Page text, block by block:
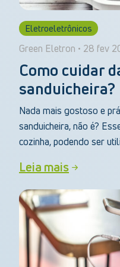
Eletroeletrônicos
Green Eletron • 28 fev
Como cuidar
sanduicheira?
Nada mais gostoso e
sanduicheira, não é?
cozinha, podendo ser
Leia mais